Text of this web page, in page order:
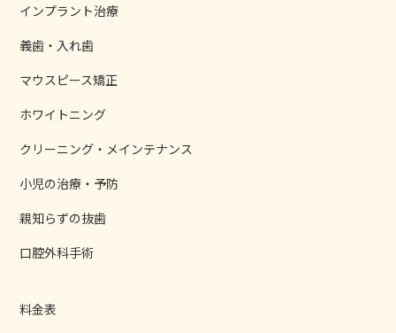
インプラント治療
義歯・入れ歯
マウスピース矯正
ホワイトニング
クリーニング・メインテナンス
小児の治療・予防
親知らずの抜歯
口腔外科手術
料金表